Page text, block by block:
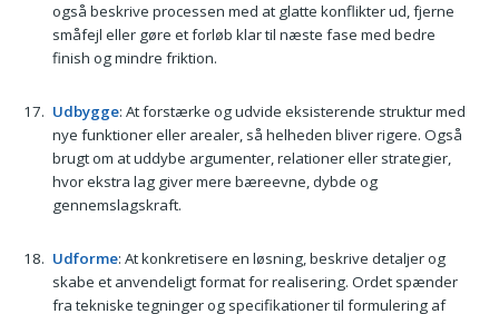
også beskrive processen med at glatte konflikter ud, fjerne
småfejl eller gøre et forløb klar til næste fase med bedre
finish og mindre friktion.
Udbygge: At forstærke og udvide eksisterende struktur med
nye funktioner eller arealer, så helheden bliver rigere. Også
brugt om at uddybe argumenter, relationer eller strategier,
hvor ekstra lag giver mere bæreevne, dybde og
gennemslagskraft.
Udforme: At konkretisere en løsning, beskrive detaljer og
skabe et anvendeligt format for realisering. Ordet spænder
fra tekniske tegninger og specifikationer til formulering af